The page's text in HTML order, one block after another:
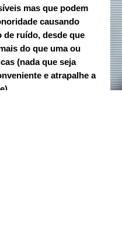
mas que podem
causando
de ruído, desde que
do que uma ou
(nada que seja
e atrapalhe a